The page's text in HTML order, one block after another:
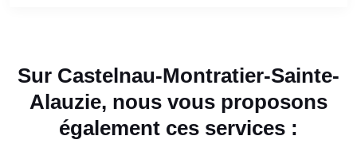
Sur Castelnau-Montratier-Sainte-
Alauzie, nous vous proposons
également ces services :